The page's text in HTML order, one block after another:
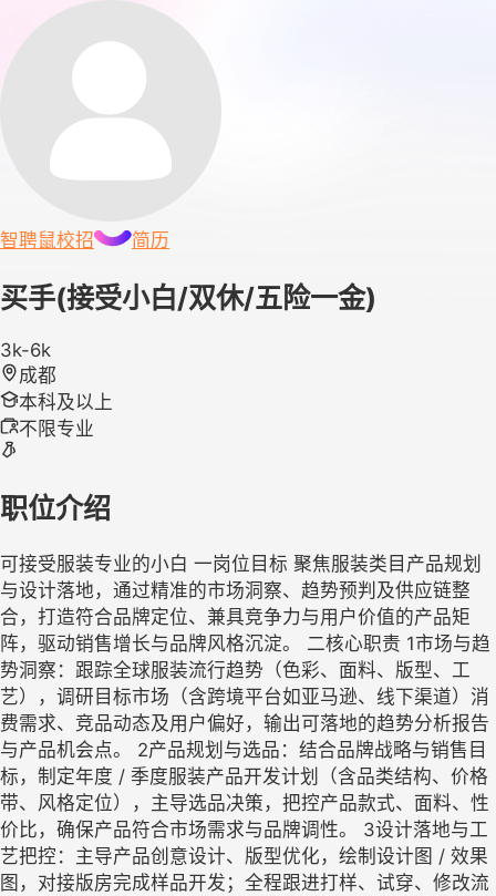
智聘鼠校招 简历
买手(接受小白/双休/五险一金)
3k-6k
成都
本科及以上
不限专业
职位介绍
可接受服装专业的小白 一岗位目标 聚焦服装类目产品规划
与设计落地，通过精准的市场洞察、趋势预判及供应链整
合，打造符合品牌定位、兼具竞争力与用户价值的产品矩
阵，驱动销售增长与品牌风格沉淀。 二核心职责 1市场与趋
势洞察：跟踪全球服装流行趋势（色彩、面料、版型、工
艺），调研目标市场（含跨境平台如亚马逊、线下渠道）消
费需求、竞品动态及用户偏好，输出可落地的趋势分析报告
与产品机会点。 2产品规划与选品：结合品牌战略与销售目
标，制定年度 / 季度服装产品开发计划（含品类结构、价格
带、风格定位），主导选品决策，把控产品款式、面料、性
价比，确保产品符合市场需求与品牌调性。 3设计落地与工
艺把控：主导产品创意设计、版型优化，绘制设计图 / 效果
图，对接版房完成样品开发；全程跟进打样、试穿、修改流